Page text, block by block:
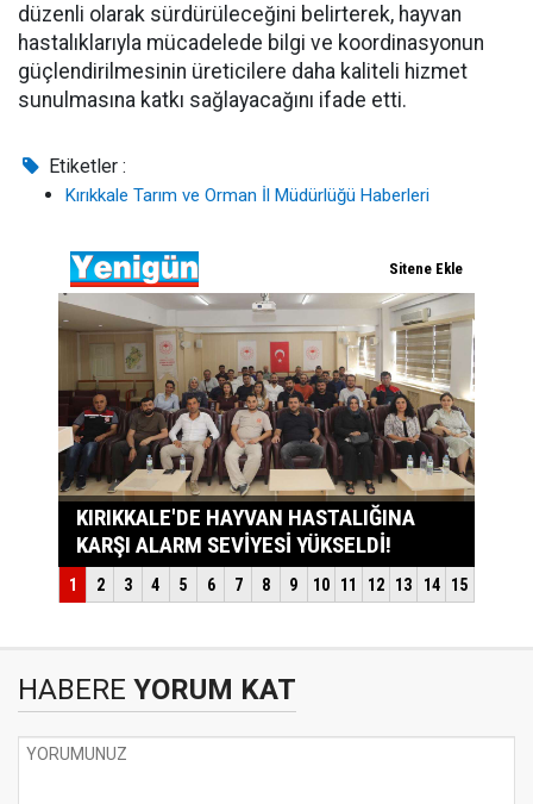
düzenli olarak sürdürüleceğini belirterek, hayvan
hastalıklarıyla mücadelede bilgi ve koordinasyonun
güçlendirilmesinin üreticilere daha kaliteli hizmet
sunulmasına katkı sağlayacağını ifade etti.
Etiketler :
Kırıkkale Tarım ve Orman İl Müdürlüğü Haberleri
HABERE YORUM KAT